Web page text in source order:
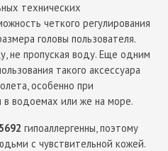
технических
четкого регулирования
головы пользователя.
не пропуская воду. Еще одним
такого аксессуара
особенно при
в водоемах или же на море.
гипоаллергенны, поэтому
с чувствительной кожей.